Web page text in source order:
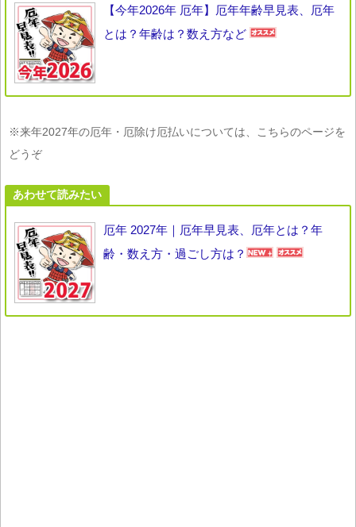
【今年2026年 厄年】厄年年齢早見表、厄年
とは？年齢は？数え方など
※来年2027年の厄年・厄除け厄払いについては、こちらのページを
どうぞ
あわせて読みたい
厄年 2027年｜厄年早見表、厄年とは？年
齢・数え方・過ごし方は？